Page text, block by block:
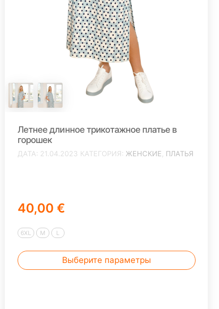
Летнее длинное трикотажное платье в
горошек
ДАТА 21.04.2023 КАТЕГОРИЯ ЖЕНСКИЕ ПЛАТЬЯ
40,00 €
6XL M L
Выберите параметры